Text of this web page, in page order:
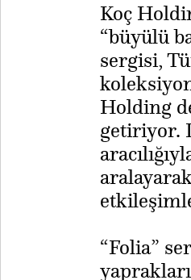
Koç
“büyülü
sergisi,
Holding
getiriyor.
“Folia”